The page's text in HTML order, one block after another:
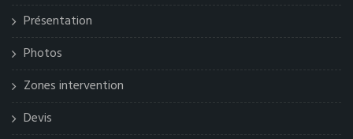
Présentation
Photos
Zones intervention
Devis